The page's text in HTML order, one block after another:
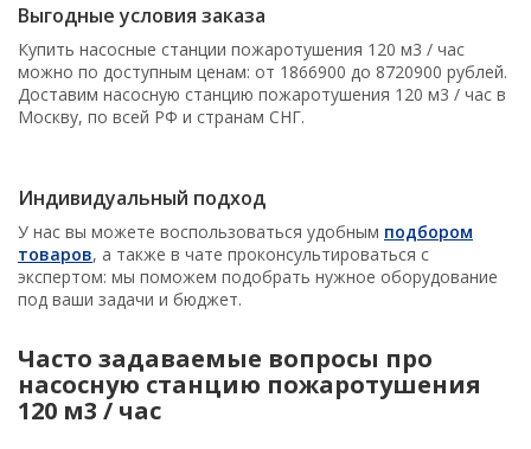
Выгодные условия заказа
Купить насосные станции пожаротушения 120 м3 / час
можно по доступным ценам: от 1866900 до 8720900 рублей.
Доставим насосную станцию пожаротушения 120 м3 / час в
Москву, по всей РФ и странам СНГ.
Индивидуальный подход
У нас вы можете воспользоваться удобным подбором
товаров, а также в чате проконсультироваться с
экспертом: мы поможем подобрать нужное оборудование
под ваши задачи и бюджет.
Часто задаваемые вопросы про
насосную станцию пожаротушения
120 м3 / час